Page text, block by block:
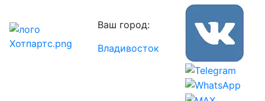
Ваш город:
Владивосток